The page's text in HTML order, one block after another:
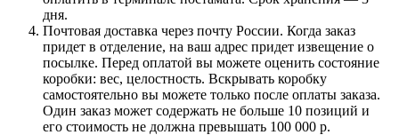
дня.
Почтовая доставка через почту России. Когда заказ
придет в отделение, на ваш адрес придет извещение о
посылке. Перед оплатой вы можете оценить состояние
коробки: вес, целостность. Вскрывать коробку
самостоятельно вы можете только после оплаты заказа.
Один заказ может содержать не больше 10 позиций и
его стоимость не должна превышать 100 000 р.